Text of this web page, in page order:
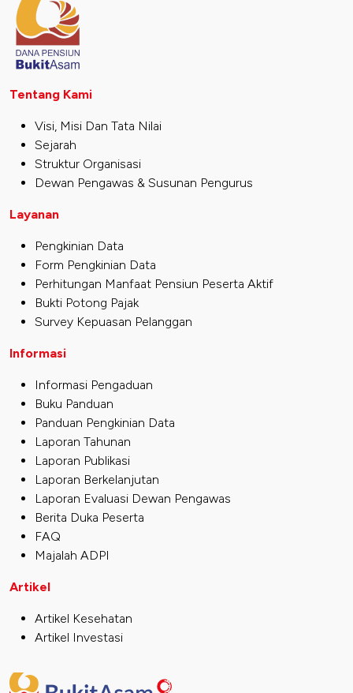
Tentang Kami
Visi, Misi Dan Tata Nilai
Sejarah
Struktur Organisasi
Dewan Pengawas & Susunan Pengurus
Layanan
Pengkinian Data
Form Pengkinian Data
Perhitungan Manfaat Pensiun Peserta Aktif
Bukti Potong Pajak
Survey Kepuasan Pelanggan
Informasi
Informasi Pengaduan
Buku Panduan
Panduan Pengkinian Data
Laporan Tahunan
Laporan Publikasi
Laporan Berkelanjutan
Laporan Evaluasi Dewan Pengawas
Berita Duka Peserta
FAQ
Majalah ADPI
Artikel
Artikel Kesehatan
Artikel Investasi